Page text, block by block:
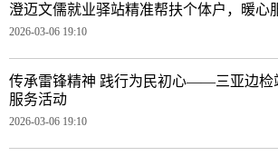
澄迈文儒就业驿站精准帮扶个体户，暖心
2026-03-06 19:10
传承雷锋精神 践行为民初心——三亚边检
服务活动
2026-03-06 19:10